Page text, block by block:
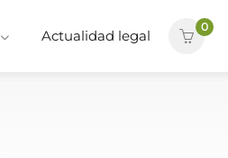
Actualidad legal
0